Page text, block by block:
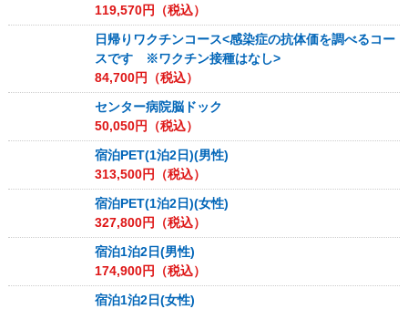
119,570円（税込）
日帰りワクチンコース<感染症の抗体価を調べるコー
スです ※ワクチン接種はなし>
84,700円（税込）
センター病院脳ドック
50,050円（税込）
宿泊PET(1泊2日)(男性)
313,500円（税込）
宿泊PET(1泊2日)(女性)
327,800円（税込）
宿泊1泊2日(男性)
174,900円（税込）
宿泊1泊2日(女性)